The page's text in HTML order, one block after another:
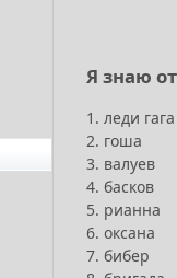
Я знаю
1. леди гага
2. гоша
3. валуев
4. басков
5. рианна
6. оксана
7. бибер